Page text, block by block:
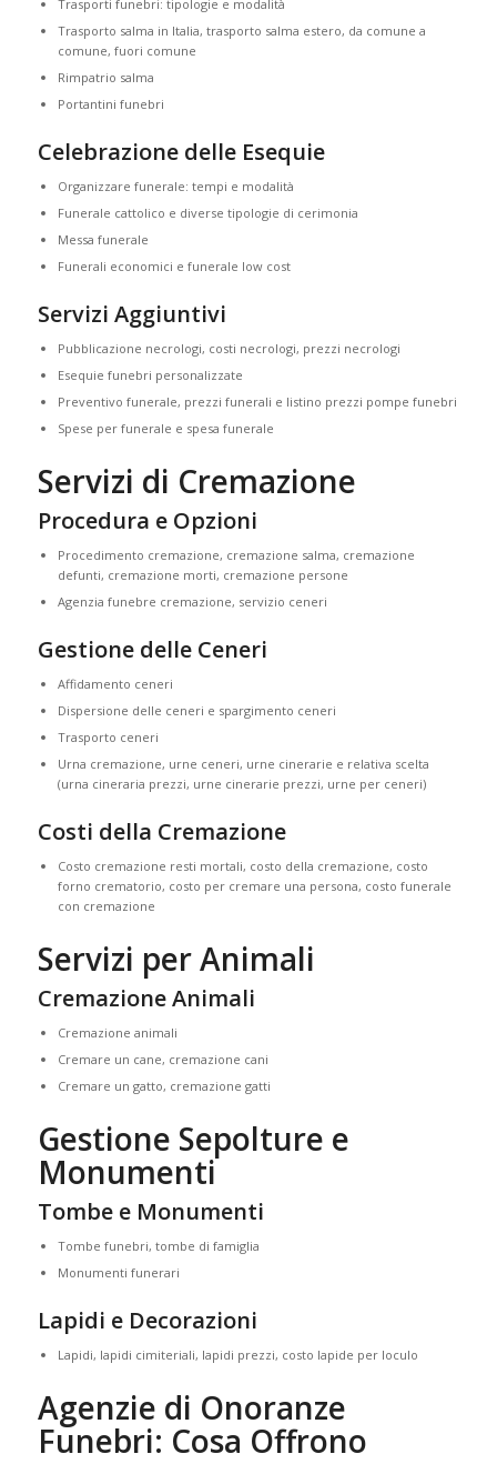
Trasporti funebri: tipologie e modalità
Trasporto salma in Italia, trasporto salma estero, da comune a
comune, fuori comune
Rimpatrio salma
Portantini funebri
Celebrazione delle Esequie
Organizzare funerale: tempi e modalità
Funerale cattolico e diverse tipologie di cerimonia
Messa funerale
Funerali economici e funerale low cost
Servizi Aggiuntivi
Pubblicazione necrologi, costi necrologi, prezzi necrologi
Esequie funebri personalizzate
Preventivo funerale, prezzi funerali e listino prezzi pompe funebri
Spese per funerale e spesa funerale
Servizi di Cremazione
Procedura e Opzioni
Procedimento cremazione, cremazione salma, cremazione
defunti, cremazione morti, cremazione persone
Agenzia funebre cremazione, servizio ceneri
Gestione delle Ceneri
Affidamento ceneri
Dispersione delle ceneri e spargimento ceneri
Trasporto ceneri
Urna cremazione, urne ceneri, urne cinerarie e relativa scelta
(urna cineraria prezzi, urne cinerarie prezzi, urne per ceneri)
Costi della Cremazione
Costo cremazione resti mortali, costo della cremazione, costo
forno crematorio, costo per cremare una persona, costo funerale
con cremazione
Servizi per Animali
Cremazione Animali
Cremazione animali
Cremare un cane, cremazione cani
Cremare un gatto, cremazione gatti
Gestione Sepolture e
Monumenti
Tombe e Monumenti
Tombe funebri, tombe di famiglia
Monumenti funerari
Lapidi e Decorazioni
Lapidi, lapidi cimiteriali, lapidi prezzi, costo lapide per loculo
Agenzie di Onoranze
Funebri: Cosa Offrono